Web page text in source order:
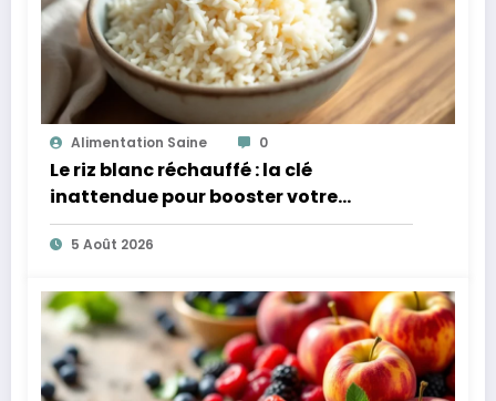
Alimentation Saine 0
Le riz blanc réchauffé : la clé
inattendue pour booster votre
microbiote
5 Août 2026